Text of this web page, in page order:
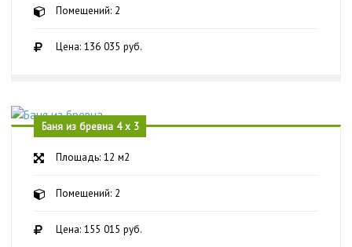
Помещений: 2
Цена: 136 035 руб.
Площадь: 12 м2
Помещений: 2
Цена: 155 015 руб.
Баня из бревна 4 х 3